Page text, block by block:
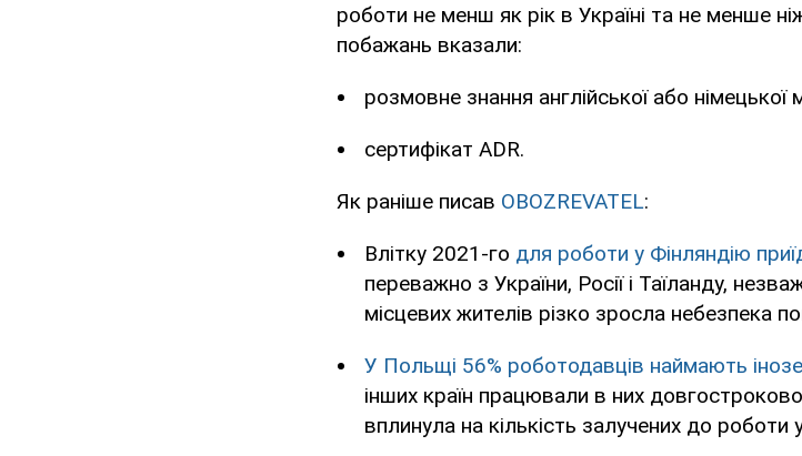
роботи не менш як рік в Україні та не менше
побажань вказали:
розмовне знання англійської або німецької
сертифікат ADR.
Як раніше писав OBOZREVATEL:
Влітку 2021-го для роботи у Фінляндію
переважно з України, Росії і Таїланду,
місцевих жителів різко зросла небезпека
У Польщі 56% роботодавців наймають
інших країн працювали в них
вплинула на кількість залучених до роботи